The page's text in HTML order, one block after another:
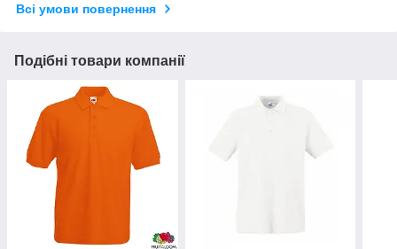
Всі умови повернення
Подібні товари компанії